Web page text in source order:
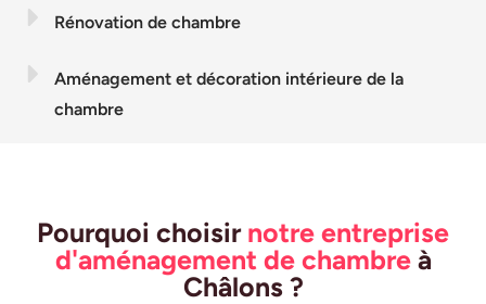
Rénovation de chambre
Aménagement et décoration intérieure de la
chambre
Pourquoi choisir notre entreprise
d'aménagement de chambreà
Châlons ?